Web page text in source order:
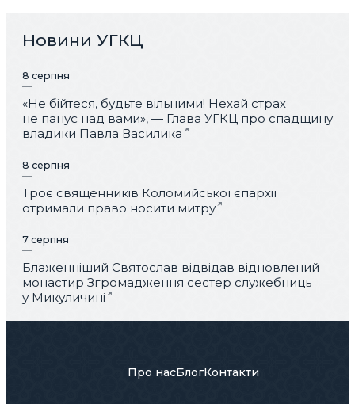
Новини УГКЦ
8 серпня
«Не бійтеся, будьте вільними! Нехай страх
не панує над вами», — Глава УГКЦ про спадщину
владики Павла Василика
8 серпня
Троє священників Коломийської єпархії
отримали право носити митру
7 серпня
Блаженніший Святослав відвідав відновлений
монастир Згромадження сестер служебниць
у Микуличині
Про насБлогКонтакти